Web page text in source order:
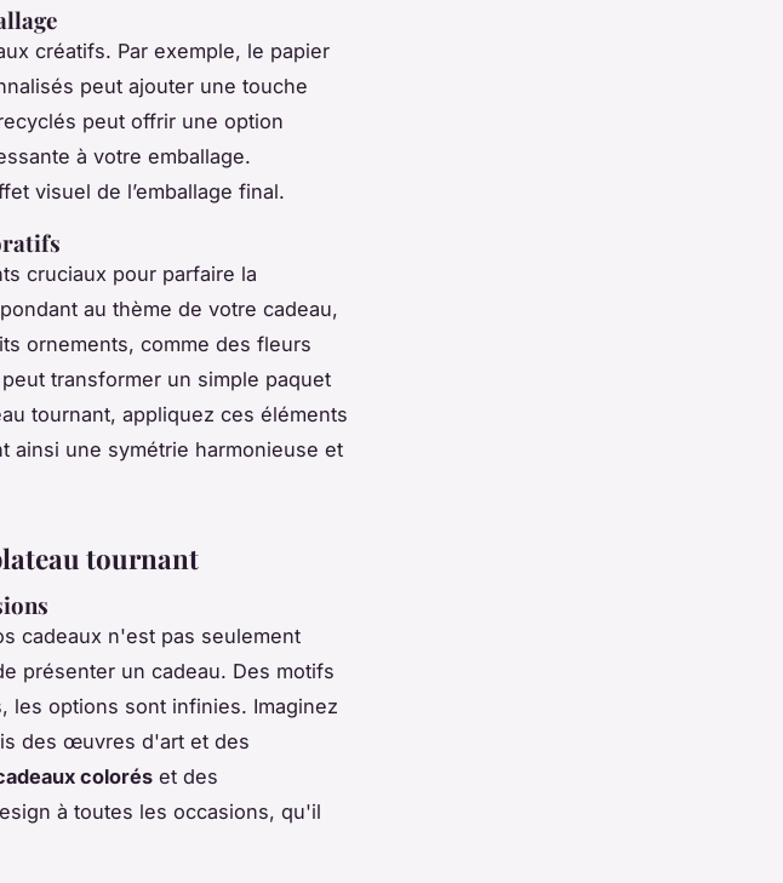
créatifs. Par exemple, le papier
peut ajouter une touche
peut offrir une option
à votre emballage.
visuel de l’emballage final.
cruciaux pour parfaire la
au thème de votre cadeau,
ornements, comme des fleurs
transformer un simple paquet
tournant, appliquez ces éléments
ainsi une symétrie harmonieuse et
tournant
cadeaux n'est pas seulement
présenter un cadeau. Des motifs
les options sont infinies. Imaginez
des œuvres d'art et des
colorés et des
à toutes les occasions, qu'il